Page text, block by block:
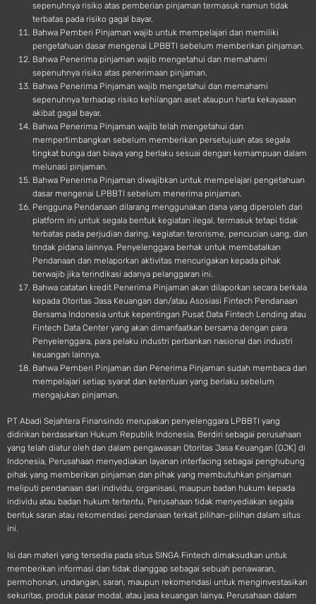
sepenuhnya risiko atas pemberian pinjaman termasuk namun tidak
terbatas pada risiko gagal bayar.
Bahwa Pemberi Pinjaman wajib untuk mempelajari dan memiliki
pengetahuan dasar mengenai LPBBTI sebelum memberikan pinjaman.
Bahwa Penerima pinjaman wajib mengetahui dan memahami
sepenuhnya risiko atas penerimaan pinjaman.
Bahwa Penerima Pinjaman wajib mengetahui dan memahami
sepenuhnya terhadap risiko kehilangan aset ataupun harta kekayaaan
akibat gagal bayar.
Bahwa Penerima Pinjaman wajib telah mengetahui dan
mempertimbangkan sebelum memberikan persetujuan atas segala
tingkat bunga dan biaya yang berlaku sesuai dengan kemampuan dalam
melunasi pinjaman.
Bahwa Penerima Pinjaman diwajibkan untuk mempelajari pengetahuan
dasar mengenai LPBBTI sebelum menerima pinjaman.
Pengguna Pendanaan dilarang menggunakan dana yang diperoleh dari
platform ini untuk segala bentuk kegiatan ilegal, termasuk tetapi tidak
terbatas pada perjudian daring, kegiatan terorisme, pencucian uang, dan
tindak pidana lainnya. Penyelenggara berhak untuk membatalkan
Pendanaan dan melaporkan aktivitas mencurigakan kepada pihak
berwajib jika terindikasi adanya pelanggaran ini.
Bahwa catatan kredit Penerima Pinjaman akan dilaporkan secara berkala
kepada Otoritas Jasa Keuangan dan/atau Asosiasi Fintech Pendanaan
Bersama Indonesia untuk kepentingan Pusat Data Fintech Lending atau
Fintech Data Center yang akan dimanfaatkan bersama dengan para
Penyelenggara, para pelaku industri perbankan nasional dan industri
keuangan lainnya.
Bahwa Pemberi Pinjaman dan Penerima Pinjaman sudah membaca dan
mempelajari setiap syarat dan ketentuan yang berlaku sebelum
mengajukan pinjaman.
PT Abadi Sejahtera Finansindo merupakan penyelenggara LPBBTI yang
didirikan berdasarkan Hukum Republik Indonesia. Berdiri sebagai perusahaan
yang telah diatur oleh dan dalam pengawasan Otoritas Jasa Keuangan (OJK) di
Indonesia, Perusahaan menyediakan layanan interfacing sebagai penghubung
pihak yang memberikan pinjaman dan pihak yang membutuhkan pinjaman
meliputi pendanaan dari individu, organisasi, maupun badan hukum kepada
individu atau badan hukum tertentu. Perusahaan tidak menyediakan segala
bentuk saran atau rekomendasi pendanaan terkait pilihan-pilihan dalam situs
ini.
Isi dan materi yang tersedia pada situs SINGA Fintech dimaksudkan untuk
memberikan informasi dan tidak dianggap sebagai sebuah penawaran,
permohonan, undangan, saran, maupun rekomendasi untuk menginvestasikan
sekuritas, produk pasar modal, atau jasa keuangan lainya. Perusahaan dalam